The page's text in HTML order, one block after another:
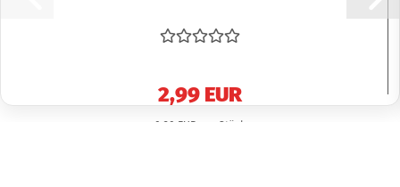
2,99 EUR
0,30 EUR pro Stück